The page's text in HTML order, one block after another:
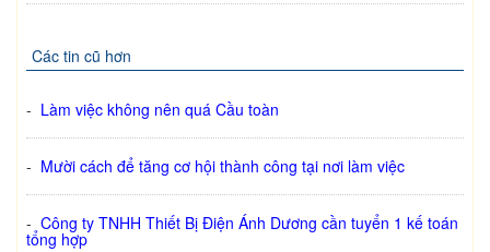
Các tin cũ hơn
- Làm việc không nên quá Cầu toàn
- Mười cách để tăng cơ hội thành công tại nơi làm việc
- Công ty TNHH Thiết Bị Điện Ánh Dương cần tuyển 1 kế toán
tổng hợp